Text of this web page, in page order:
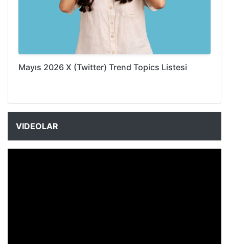
Mayıs 2026 X (Twitter) Trend Topics Listesi
VIDEOLAR